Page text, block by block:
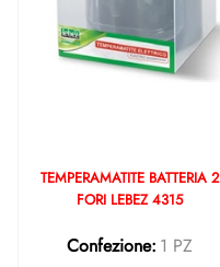
TEMPERAMATITE BATTERIA 2
FORI LEBEZ 4315
Confezione: 1 PZ